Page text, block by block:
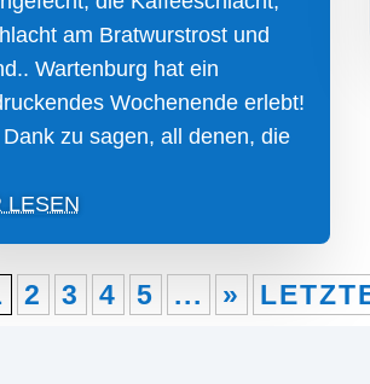
am Bratwurstrost und
Wartenburg hat ein
Wochenende erlebt!
zu sagen, all denen, die
LESEN
2 3 4 5 ... »